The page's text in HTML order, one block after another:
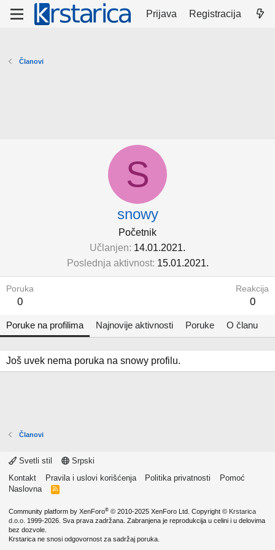
Prijava Registracija
Članovi
S
snowy
Početnik
Učlanjen 14.01.2021.
Poslednja aktivnost 15.01.2021.
Poruka
0
Reakcija
0
Poruke na profilima Najnovije aktivnosti Poruke O članu
Još uvek nema poruka na snowy profilu.
Članovi
Svetli stil
Srpski
Kontakt
Pravila i uslovi korišćenja Politika privatnosti
Pomoć
Naslovna
R
Community platform by XenForo® © 2010-2025 XenForo Ltd. Copyright © Krstarica
d.o.o. 1999-2026. Sva prava zadržana. Zabranjena je reprodukcija u celini i u delovima
bez dozvole.
Krstarica ne snosi odgovornost za sadržaj poruka.